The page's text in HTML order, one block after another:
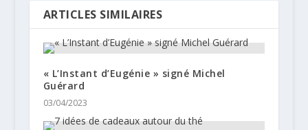
ARTICLES SIMILAIRES
« L’Instant d’Eugénie » signé Michel
Guérard
03/04/2023